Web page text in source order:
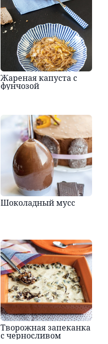
Жареная капуста с
фунчозой
Шоколадный мусс
Творожная запеканка
с черносливом